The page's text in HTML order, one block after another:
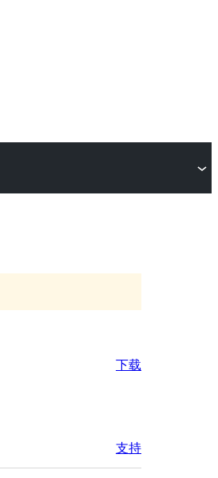
下载
支持